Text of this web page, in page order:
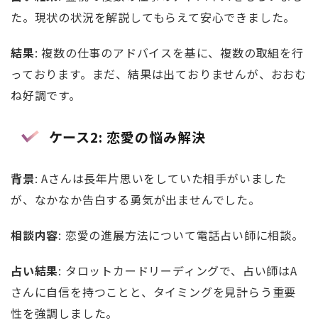
た。現状の状況を解説してもらえて安心できました。
結果: 複数の仕事のアドバイスを基に、複数の取組を行
っております。まだ、結果は出ておりませんが、おおむ
ね好調です。
ケース2: 恋愛の悩み解決
背景: Aさんは長年片思いをしていた相手がいました
が、なかなか告白する勇気が出ませんでした。
相談内容: 恋愛の進展方法について電話占い師に相談。
占い結果: タロットカードリーディングで、占い師はA
さんに自信を持つことと、タイミングを見計らう重要
性を強調しました。